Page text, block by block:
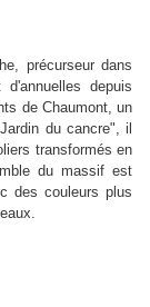
précurseur dans
depuis
de Chaumont, un
du cancre", il
transformés en
du massif est
des couleurs plus